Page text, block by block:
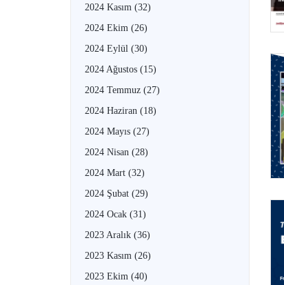
2024 Kasım (32)
2024 Ekim (26)
2024 Eylül (30)
2024 Ağustos (15)
2024 Temmuz (27)
2024 Haziran (18)
2024 Mayıs (27)
2024 Nisan (28)
2024 Mart (32)
2024 Şubat (29)
2024 Ocak (31)
2023 Aralık (36)
2023 Kasım (26)
2023 Ekim (40)